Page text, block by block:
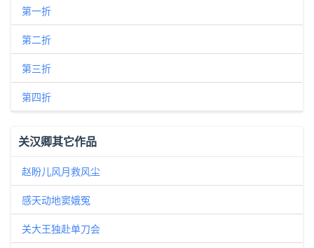
第一折
第二折
第三折
第四折
关汉卿其它作品
赵盼儿风月救风尘
感天动地窦娥冤
关大王独赴单刀会